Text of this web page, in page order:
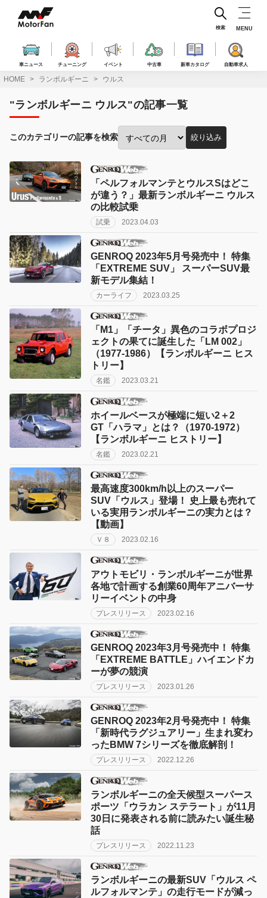
ス
車ニュース チューニング イベント 中古車 新車カタログ 自動車求人
検索 MENU
HOME ランボルギーニ ウルス
"ランボルギーニ ウルス"の記事一覧
このカテゴリーの記事を検索
投
月
で
絞
り
絞り込み
「ペルフォルマンテとウルスSはどこ
が違う？」最新ランボルギーニ ウルス
の比較試乗
試乗 2023.04.03
GENROQ 2023年5月号発売中！ 特集
「EXTREME SUV」 スーパーSUV最
新モデル集結！
カーライフ 2023.03.25
「M1」「チータ」異色のコラボプロジ
ェクトの果てに誕生した「LM 002」
（1977-1986）【ランボルギーニ ヒス
トリー】
名鑑 2023.03.21
ホイールベースが極端に短い2＋2
GT「ハラマ」とは？（1970-1972）
【ランボルギーニ ヒストリー】
名鑑 2023.02.21
最高速度300km/h以上のスーパー
SUV「ウルス」登場！ 史上最も売れて
いる実用ランボルギーニの実力とは？
【動画】
Ｖ８ 2023.02.16
アウトモビリ・ランボルギーニが世界
各地で計画する創業60周年アニバーサ
リーイベントの中身
プレスリリース 2023.02.16
GENROQ 2023年3月号発売中！ 特集
「EXTREME BATTLE」ハイエンドカ
ーが夢の競演
プレスリリース 2023.01.26
GENROQ 2023年2月号発売中！ 特集
「新時代ラグジュアリー」生まれ変わ
ったBMW 7シリーズを徹底解剖！
プレスリリース 2022.12.26
ランボルギーニの全天候型スーパース
ポーツ「ウラカン ステラート」が11月
30日に発表される前に読みたい誕生秘
話
プレスリリース 2022.11.23
ランボルギーニの最新SUV「ウルス ペ
ルフォルマンテ」の走行モードが減っ